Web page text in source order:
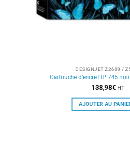
DESIGNJET Z2600 /
Cartouche d’encre HP 745
138,98€ HT
AJOUTER AU